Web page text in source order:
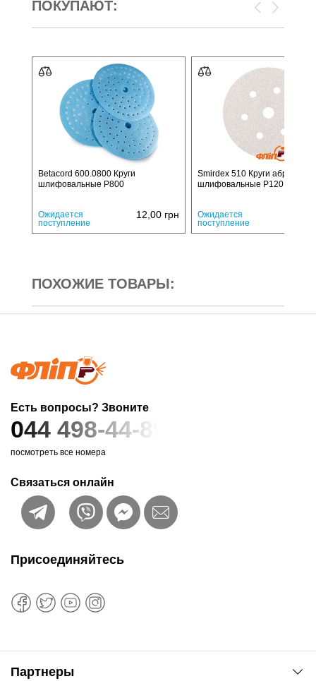
ПОКУПАЮТ:
Betacord 600.0800 Круги
шлифовальные P800
Ожидается
поступление
12,00 грн
Smirdex 510 Круги
шлифовальные P120 150 мм
Ожидается
поступление
ПОХОЖИЕ ТОВАРЫ:
Есть вопросы? Звоните
044 498-44-89
посмотреть все номера
Связаться онлайн
Присоединяйтесь
Партнеры